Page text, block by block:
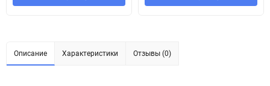
Описание Характеристики Отзывы (0)